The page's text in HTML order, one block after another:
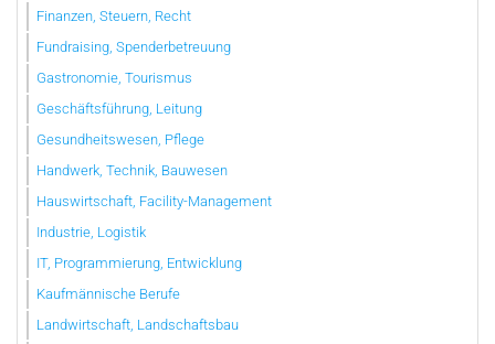
Finanzen, Steuern, Recht
Fundraising, Spenderbetreuung
Gastronomie, Tourismus
Geschäftsführung, Leitung
Gesundheitswesen, Pflege
Handwerk, Technik, Bauwesen
Hauswirtschaft, Facility-Management
Industrie, Logistik
IT, Programmierung, Entwicklung
Kaufmännische Berufe
Landwirtschaft, Landschaftsbau